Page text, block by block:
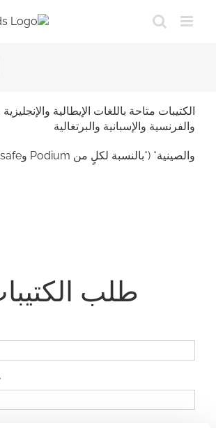
الكتيبات متاحة باللغات الإيطالية والإنجليزية
والفرنسية والإسبانية والبرتغالية
والصينية* (*بالنسبة لكلٍ من Podium وProsafe فقط).
طلب